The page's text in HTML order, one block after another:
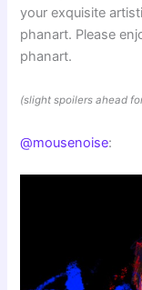
your exquisite
phanart. Please
phanart.
(slight spoilers ahead
@mousenoise: